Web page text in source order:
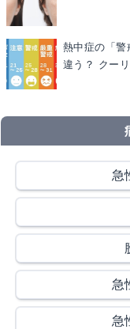
熱中症の「警
違う？ クー
急
急
急